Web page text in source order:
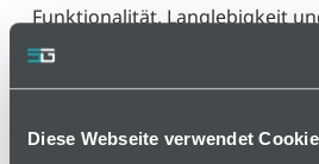
Diese Webseite verwendet
Funktionalität, Langlebigkeit
Aussehen für anspruchsvolle
Varianten